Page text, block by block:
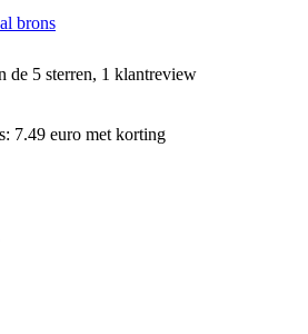
brons
de 5 sterren, 1 klantreview
7.49 euro met korting